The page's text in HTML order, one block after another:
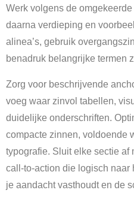
Werk volgens de
daarna verdieping en
alinea’s, gebruik
benadruk belangrijke termen
Zorg voor beschrijvende
voeg waar zinvol tabellen,
duidelijke onderschriften.
compacte zinnen, voldoende
typografie. Sluit elke sectie af
call-to-action die logisch naar
je aandacht vasthoudt en de